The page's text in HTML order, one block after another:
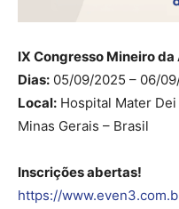
IX Congresso Mineiro da
Dias: 05/09/2025 – 06/
Local: Hospital Mater
Minas Gerais – Brasil
Inscrições abertas!
https://